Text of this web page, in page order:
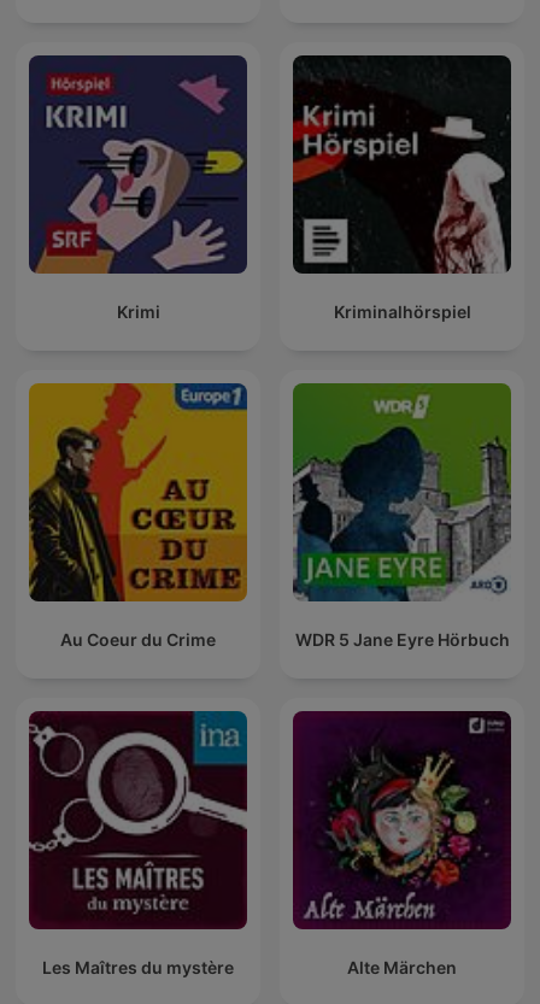
Krimi Kriminalhörspiel
Au Coeur du Crime WDR 5 Jane Eyre Hörbuch
Les Maîtres du mystère Alte Märchen